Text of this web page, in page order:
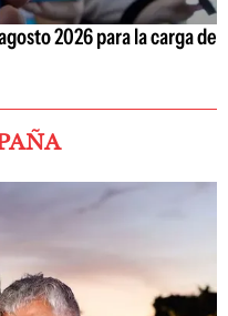
2026 para la carga de